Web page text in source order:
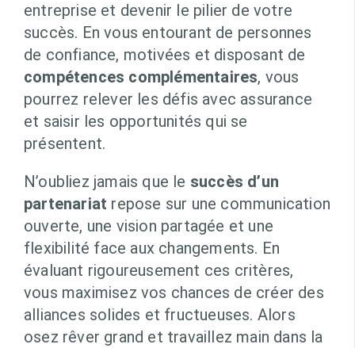
entreprise et devenir le pilier de votre
succès. En vous entourant de personnes
de confiance, motivées et disposant de
compétences complémentaires, vous
pourrez relever les défis avec assurance
et saisir les opportunités qui se
présentent.
N’oubliez jamais que le succès d’un
partenariat repose sur une communication
ouverte, une vision partagée et une
flexibilité face aux changements. En
évaluant rigoureusement ces critères,
vous maximisez vos chances de créer des
alliances solides et fructueuses. Alors
osez rêver grand et travaillez main dans la